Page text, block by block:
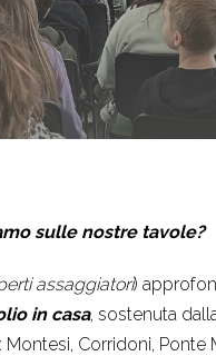
sulle nostre tavole?
assaggiatori)
in casa, sostenuta
Corridoni, Ponte